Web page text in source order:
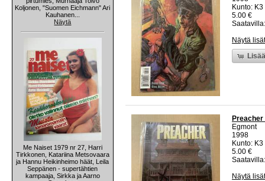
Koljonen, "Suomen Eichmann" Ari
Kauhanen...
Näytä
Me Naiset 1979 nr 27, Harri
Tirkkonen, Katariina Metsovaara
ja Hannu Heikinheimo häät, Leila
Seppänen - supertähtien
kampaaja, Sirkka ja Aarno
Kunto:
5.00 €
Näytä
Egmont
1998
Kunto:
5.00 €
Näytä